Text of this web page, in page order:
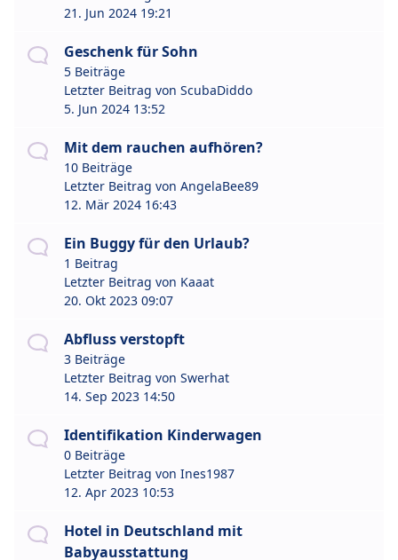
21. Jun 2024 19:21
Geschenk für Sohn
5 Beiträge
Letzter Beitrag von ScubaDiddo
5. Jun 2024 13:52
Mit dem rauchen aufhören?
10 Beiträge
Letzter Beitrag von AngelaBee89
12. Mär 2024 16:43
Ein Buggy für den Urlaub?
1 Beitrag
Letzter Beitrag von Kaaat
20. Okt 2023 09:07
Abfluss verstopft
3 Beiträge
Letzter Beitrag von Swerhat
14. Sep 2023 14:50
Identifikation Kinderwagen
0 Beiträge
Letzter Beitrag von Ines1987
12. Apr 2023 10:53
Hotel in Deutschland mit
Babyausstattung